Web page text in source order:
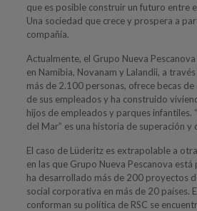
que es posible construir un futuro entre
Una sociedad que crece y prospera a
compañía.
Actualmente, el Grupo Nueva
en Namibia, Novanam y Lalandii, a
más de 2.100 personas, ofrece becas
de sus empleados y ha construido
hijos de empleados y parques infantiles.
del Mar” es una historia de superación y
El caso de Lüderitz es extrapolable a
en las que Grupo Nueva Pescanova está
ha desarrollado más de 200 proyectos
social corporativa en más de 20 países.
conforman su política de RSC se